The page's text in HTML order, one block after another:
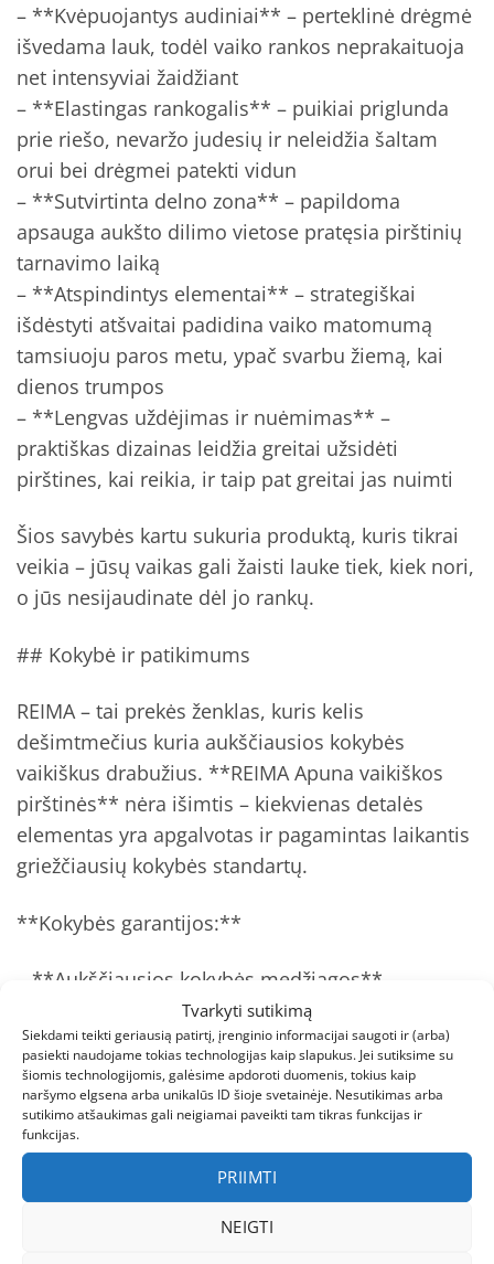
Tvarkyti sutikimą
Siekdami teikti geriausią patirtį, įrenginio informacijai saugoti ir (arba)
pasiekti naudojame tokias technologijas kaip slapukus. Jei sutiksime su
šiomis technologijomis, galėsime apdoroti duomenis, tokius kaip
naršymo elgsena arba unikalūs ID šioje svetainėje. Nesutikimas arba
sutikimo atšaukimas gali neigiamai paveikti tam tikras funkcijas ir
funkcijas.
PRIIMTI
NEIGTI
– **Kvėpuojantys audiniai** – perteklinė drėgmė
išvedama lauk, todėl vaiko rankos neprakaituoja
net intensyviai žaidžiant
– **Elastingas rankogalis** – puikiai priglunda
prie riešo, nevaržo judesių ir neleidžia šaltam
orui bei drėgmei patekti vidun
– **Sutvirtinta delno zona** – papildoma
apsauga aukšto dilimo vietose pratęsia pirštinių
tarnavimo laiką
– **Atspindintys elementai** – strategiškai
išdėstyti atšvaitai padidina vaiko matomumą
tamsiuoju paros metu, ypač svarbu žiemą, kai
dienos trumpos
– **Lengvas uždėjimas ir nuėmimas** –
praktiškas dizainas leidžia greitai užsidėti
pirštines, kai reikia, ir taip pat greitai jas nuimti
Šios savybės kartu sukuria produktą, kuris tikrai
veikia – jūsų vaikas gali žaisti lauke tiek, kiek nori,
o jūs nesijaudinate dėl jo rankų.
## Kokybė ir patikimums
REIMA – tai prekės ženklas, kuris kelis
dešimtmečius kuria aukščiausios kokybės
vaikiškus drabužius. **REIMA Apuna vaikiškos
pirštinės** nėra išimtis – kiekvienas detalės
elementas yra apgalvotas ir pagamintas laikantis
griežčiausių kokybės standartų.
**Kokybės garantijos:**
– **Aukščiausios kokybės medžiagos** –
naudojami tik patikrinti, ilgaamžiai audiniai, kurie
išlaiko savo savybes net po daugelio naudojimų
– **Saugios medžiagos** – visos medžiagos
atitinka saugos ir aplinkosaugos standartus, yra
be kenksmingų cheminių medžiagų, todėl galite
būti tikri, kad jūsų vaikas dėvi tik saugius
drabužius
– **Prekės ženklo patirtis** – REIMA suomiškos